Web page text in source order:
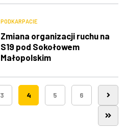
PODKARPACIE
Zmiana organizacji ruchu na
S19 pod Sokołowem
Małopolskim
3 4 5 6